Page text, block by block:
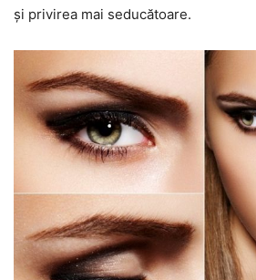
și privirea mai seducătoare.